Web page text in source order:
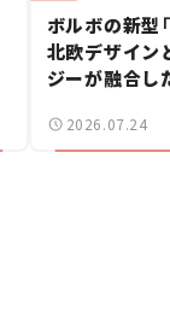
ボルボの新型
北欧デザイン
ジーが融合し
2026.07.24